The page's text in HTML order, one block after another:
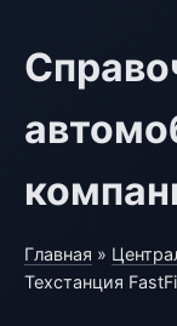
Главная »
Техстанция